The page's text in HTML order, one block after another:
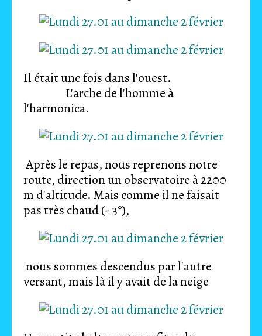
Il était une fois dans l'ouest.
L'arche de l'homme à
l'harmonica.
Après le repas, nous reprenons notre
route, direction un observatoire à 2200
m d'altitude. Mais comme il ne faisait
pas très chaud (- 3°),
nous sommes descendus par l'autre
versant, mais là il y avait de la neige